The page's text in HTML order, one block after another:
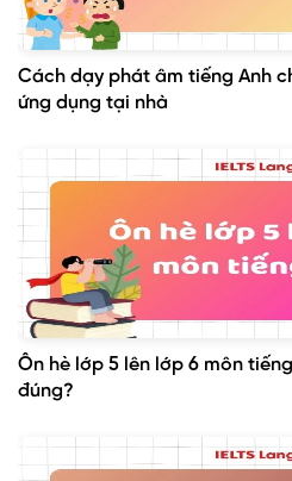
Cách dạy phát âm tiếng Anh
ứng dụng tại nhà
Ôn hè lớp 5 lên lớp 6 môn
đúng?